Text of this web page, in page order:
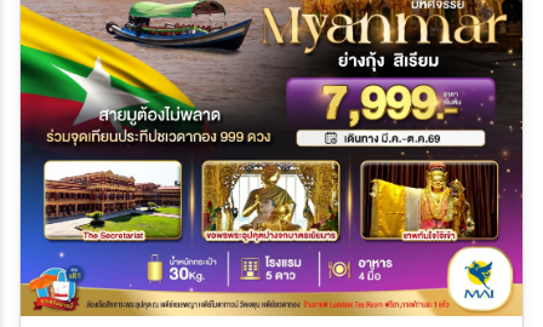
เมือง
สายการบิน
ตั้งแต่วันที่
ถึงวันที่